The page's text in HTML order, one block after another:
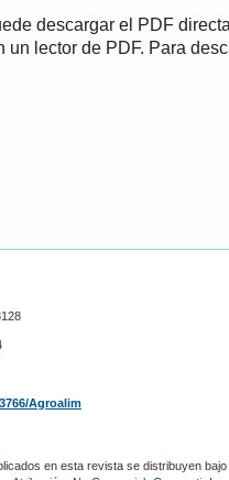
descargar el PDF
un lector de PDF. Para
Agroalim
en esta revista se distribuyen bajo